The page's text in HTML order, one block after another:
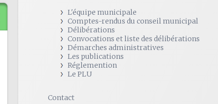
L'équipe municipale
Comptes-rendus du conseil municipal
Délibérations
Convocations et liste des délibérations
Démarches administratives
Les publications
Réglemention
Le PLU
Contact